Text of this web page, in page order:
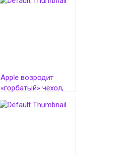
Apple возродит
«горбатый» чехол,
чтобы скрыть самый
критичный